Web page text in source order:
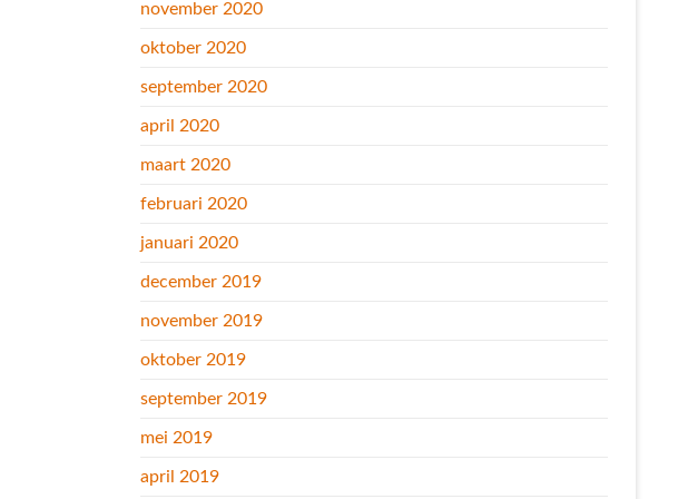
november 2020
oktober 2020
september 2020
april 2020
maart 2020
februari 2020
januari 2020
december 2019
november 2019
oktober 2019
september 2019
mei 2019
april 2019